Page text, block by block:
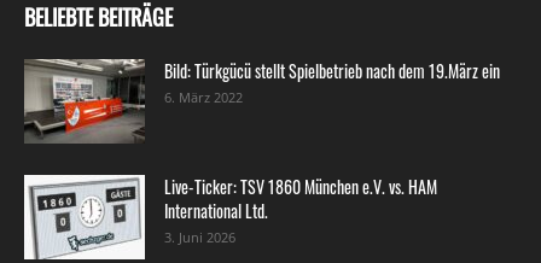
BELIEBTE BEITRÄGE
Bild: Türkgücü stellt Spielbetrieb nach dem 19.März ein
6. März 2022
Live-Ticker: TSV 1860 München e.V. vs. HAM
International Ltd.
3. Juni 2026